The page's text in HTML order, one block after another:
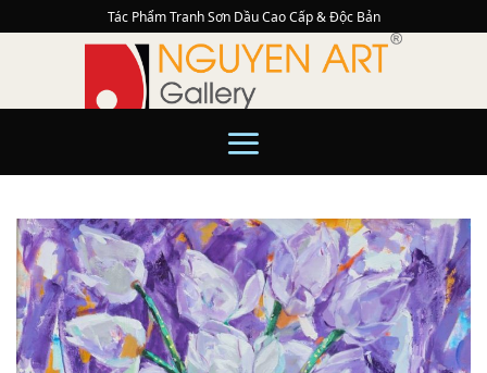
to
Tác Phẩm Tranh Sơn Dầu Cao Cấp & Độc Bản